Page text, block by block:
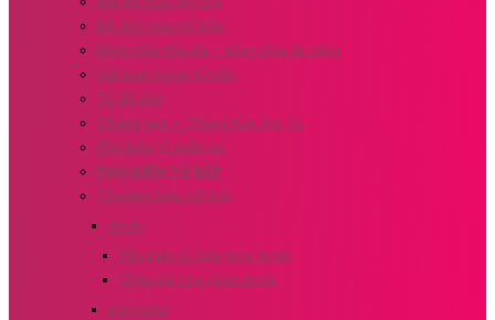
Kệ góc xoay tủ bếp
Khay chia thìa nĩa – khay chia đa năng
Giá treo ngoài tủ bếp
Tủ đồ khô
Thùng gạo – Thùng Rác Âm Tủ
Phụ kiện tủ quần áo
PHỤ KIỆN TỦ BẾP
Thương hiệu nổi bật
Aroki
Phụ kiện tủ bếp Inox Aroki
Chậu vòi rửa chén Aroki
Eurogold